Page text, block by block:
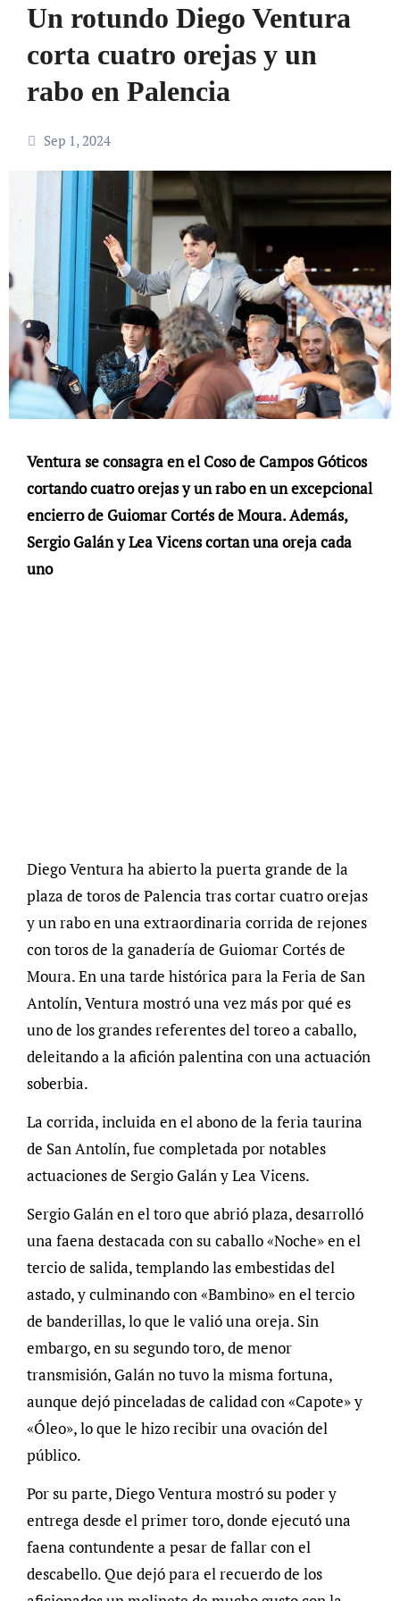
Un rotundo Diego Ventura
corta cuatro orejas y un
rabo en Palencia
Sep 1, 2024
Ventura se consagra en el Coso de Campos Góticos
cortando cuatro orejas y un rabo en un excepcional
encierro de Guiomar Cortés de Moura. Además,
Sergio Galán y Lea Vicens cortan una oreja cada
uno
Diego Ventura ha abierto la puerta grande de la
plaza de toros de Palencia tras cortar cuatro orejas
y un rabo en una extraordinaria corrida de rejones
con toros de la ganadería de Guiomar Cortés de
Moura. En una tarde histórica para la Feria de San
Antolín, Ventura mostró una vez más por qué es
uno de los grandes referentes del toreo a caballo,
deleitando a la afición palentina con una actuación
soberbia.
La corrida, incluida en el abono de la feria taurina
de San Antolín, fue completada por notables
actuaciones de Sergio Galán y Lea Vicens.
Sergio Galán en el toro que abrió plaza, desarrolló
una faena destacada con su caballo «Noche» en el
tercio de salida, templando las embestidas del
astado, y culminando con «Bambino» en el tercio
de banderillas, lo que le valió una oreja. Sin
embargo, en su segundo toro, de menor
transmisión, Galán no tuvo la misma fortuna,
aunque dejó pinceladas de calidad con «Capote» y
«Óleo», lo que le hizo recibir una ovación del
público.
Por su parte, Diego Ventura mostró su poder y
entrega desde el primer toro, donde ejecutó una
faena contundente a pesar de fallar con el
descabello. Que dejó para el recuerdo de los